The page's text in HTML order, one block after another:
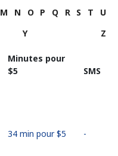
M N O P Q R S T
U
Y Z
Minutes pour
⁦$5⁩
SMS
34 min pour ⁦$5⁩ -